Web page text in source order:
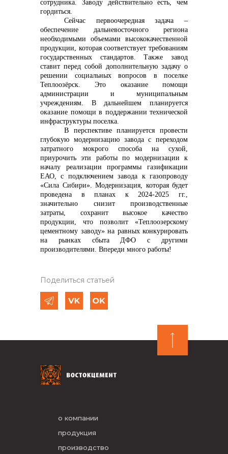
сотрудника. Заводу действительно есть, чем
гордиться.
Сейчас первоочередная задача –
обеспечение дальневосточного региона
необходимыми объемами высококачественной
продукции, которая соответствует требованиям
государственных стандартов. Также завод
ставит перед собой дополнительную задачу о
решении социальных вопросов в поселке
Теплоозёрск. Это оказание помощи
администрации и муниципальным
учреждениям. В дальнейшем планируется
оказание помощи в поддержании технической
инфраструктуры поселка.
В перспективе планируется провести
глубокую модернизацию завода с переходом
затратного мокрого способа на сухой,
приурочить эти работы по модернизации к
началу реализации программы газификации
ЕАО, с подключением завода к газопроводу
«Сила Сибири». Модернизация, которая будет
проведена в планах к 2024-2025 гг.,
значительно снизит производственные
затраты, сохранит высокое качество
продукции, что позволит «Теплоозерскому
цементному заводу» на равных конкурировать
на рынках сбыта ДФО с другими
производителями. Впереди много работы!
Поделиться статьей
о компании
продукция
производство